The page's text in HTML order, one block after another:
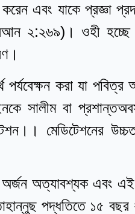
এবং যাকে প্রজ্ঞা
২:২৬৯)। ওহী হচ্ছে
পর্যবেক্ষন করা যা
সালীম বা
মেডিটেশনের
অর্জন অত্যাবশ্যক এবং
পদ্ধতিতে ১৫ বছর